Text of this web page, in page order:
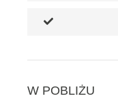
W POBLIŻU